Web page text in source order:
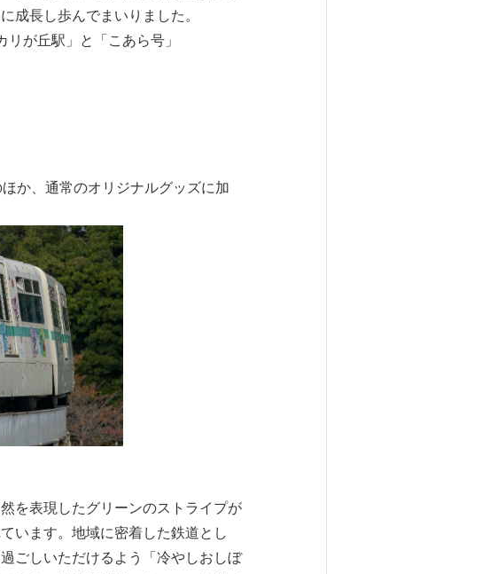
成長し歩んでまいりました。
が丘駅」と「こあら号」
か、通常のオリジナルグッズに加
を表現したグリーンのストライプが
います。地域に密着した鉄道とし
ごしいただけるよう「冷やしおしぼ